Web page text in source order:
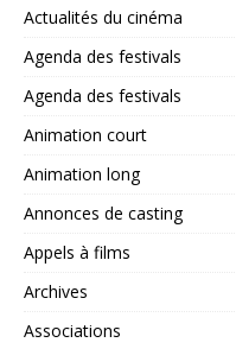
Actualités du cinéma
Agenda des festivals
Agenda des festivals
Animation court
Animation long
Annonces de casting
Appels à films
Archives
Associations